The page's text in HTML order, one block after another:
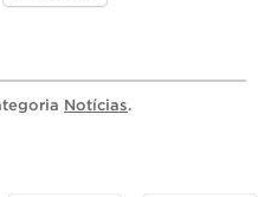
Notícias.